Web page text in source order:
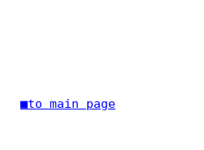
■to main page